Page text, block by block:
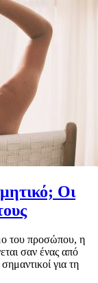
Οι
του προσώπου, η
σαν ένας από
για τη